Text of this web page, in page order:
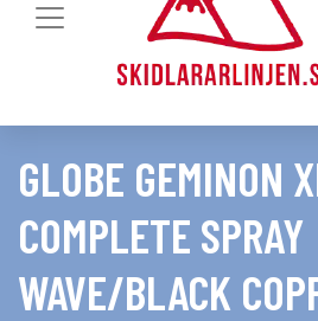
GLOBE GEMINON
COMPLETE SPRAY
WAVE/BLACK